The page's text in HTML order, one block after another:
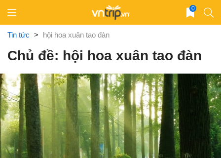
content
0
Tin tức > hội hoa xuân tao đàn
Chủ đề: hội hoa xuân tao đàn